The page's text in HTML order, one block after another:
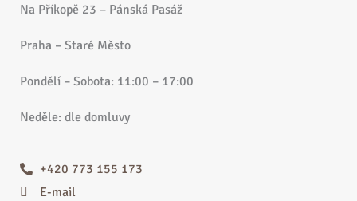
Na Příkopě 23 – Pánská Pasáž
Praha – Staré Město
Pondělí – Sobota: 11:00 – 17:00
Neděle: dle domluvy
+420 773 155 173
E-mail